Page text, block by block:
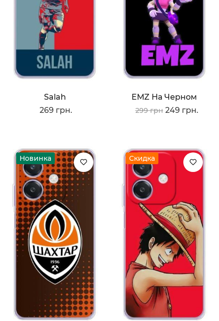
Salah
269 грн.
EMZ На Черном
299 грн 249 грн.
Новинка Скидка